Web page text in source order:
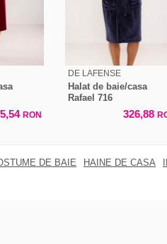
RON
DE LAFENSE
Halat de baie/casa
Rafael 716
326,88
DE BAIE HAINE DE CASA